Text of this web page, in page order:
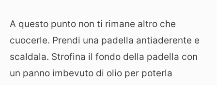
A questo punto non ti rimane altro che
cuocerle. Prendi una padella antiaderente e
scaldala. Strofina il fondo della padella con
un panno imbevuto di olio per poterla